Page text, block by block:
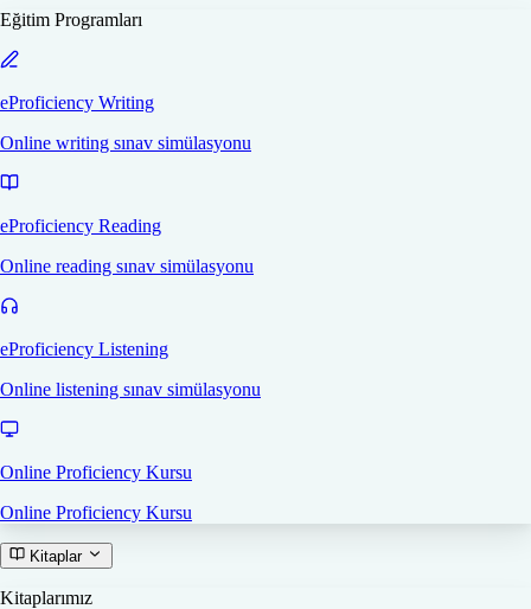
Eğitim Programları
eProficiency Writing
Online writing sınav simülasyonu
eProficiency Reading
Online reading sınav simülasyonu
eProficiency Listening
Online listening sınav simülasyonu
Online Proficiency Kursu
Online Proficiency Kursu
Kitaplar
Kitaplarımız